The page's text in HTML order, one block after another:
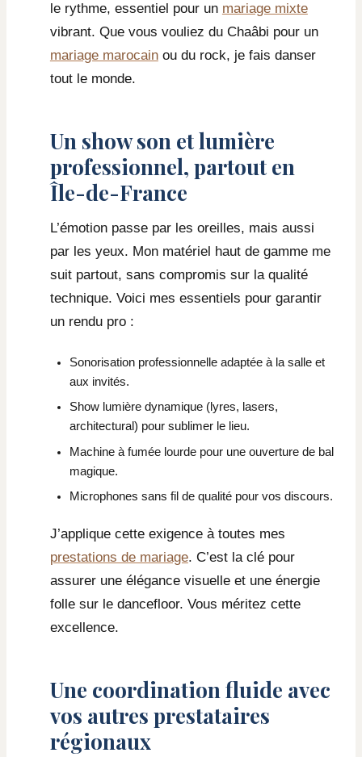
le rythme, essentiel pour un mariage mixte
vibrant. Que vous vouliez du Chaâbi pour un
mariage marocainou du rock, je fais danser
tout le monde.
Un show son et lumière
professionnel, partout en
Île-de-France
L’émotion passe par les oreilles, mais aussi
par les yeux. Mon matériel haut de gamme me
suit partout, sans compromis sur la qualité
technique. Voici mes essentiels pour garantir
un rendu pro :
Sonorisation professionnelle adaptée à la salle et
aux invités.
Show lumière dynamique (lyres, lasers,
architectural) pour sublimer le lieu.
Machine à fumée lourde pour une ouverture de bal
magique.
Microphones sans fil de qualité pour vos discours.
J’applique cette exigence à toutes mes
prestations de mariage. C’est la clé pour
assurer une élégance visuelle et une énergie
folle sur le dancefloor. Vous méritez cette
excellence.
Une coordination fluide avec
vos autres prestataires
régionaux